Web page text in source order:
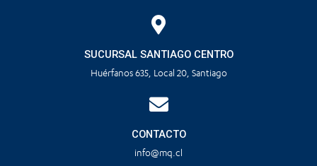
SUCURSAL SANTIAGO CENTRO
Huérfanos 635, Local 20, Santiago
CONTACTO
info@mq.cl